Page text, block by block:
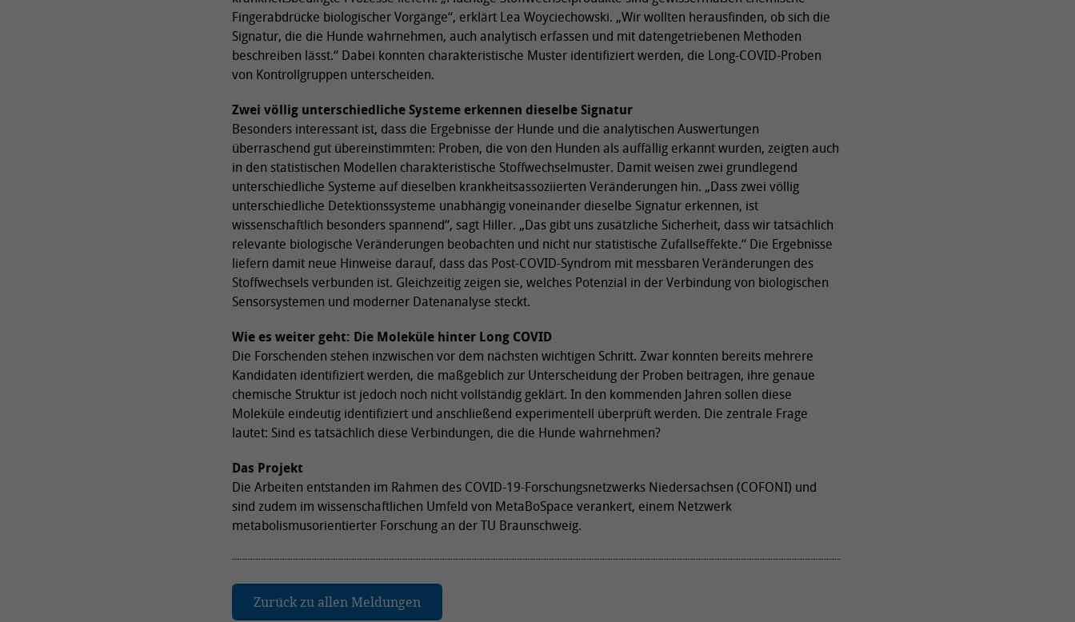
Fingerabdrücke biologischer Vorgänge“, erklärt Lea Woyciechowski. „Wir wollten herausfinden, ob sich die
Signatur, die die Hunde wahrnehmen, auch analytisch erfassen und mit datengetriebenen Methoden
beschreiben lässt.“ Dabei konnten charakteristische Muster identifiziert werden, die Long-COVID-Proben
von Kontrollgruppen unterscheiden.
Zwei völlig unterschiedliche Systeme erkennen dieselbe Signatur
Besonders interessant ist, dass die Ergebnisse der Hunde und die analytischen Auswertungen
überraschend gut übereinstimmten: Proben, die von den Hunden als auffällig erkannt wurden, zeigten auch
in den statistischen Modellen charakteristische Stoffwechselmuster. Damit weisen zwei grundlegend
unterschiedliche Systeme auf dieselben krankheitsassoziierten Veränderungen hin. „Dass zwei völlig
unterschiedliche Detektionssysteme unabhängig voneinander dieselbe Signatur erkennen, ist
wissenschaftlich besonders spannend“, sagt Hiller. „Das gibt uns zusätzliche Sicherheit, dass wir tatsächlich
relevante biologische Veränderungen beobachten und nicht nur statistische Zufallseffekte.“ Die Ergebnisse
liefern damit neue Hinweise darauf, dass das Post-COVID-Syndrom mit messbaren Veränderungen des
Stoffwechsels verbunden ist. Gleichzeitig zeigen sie, welches Potenzial in der Verbindung von biologischen
Sensorsystemen und moderner Datenanalyse steckt.
Wie es weiter geht: Die Moleküle hinter Long COVID
Die Forschenden stehen inzwischen vor dem nächsten wichtigen Schritt. Zwar konnten bereits mehrere
Kandidaten identifiziert werden, die maßgeblich zur Unterscheidung der Proben beitragen, ihre genaue
chemische Struktur ist jedoch noch nicht vollständig geklärt. In den kommenden Jahren sollen diese
Moleküle eindeutig identifiziert und anschließend experimentell überprüft werden. Die zentrale Frage
lautet: Sind es tatsächlich diese Verbindungen, die die Hunde wahrnehmen?
Das Projekt
Die Arbeiten entstanden im Rahmen des COVID-19-Forschungsnetzwerks Niedersachsen (COFONI) und
sind zudem im wissenschaftlichen Umfeld von MetaBoSpace verankert, einem Netzwerk
metabolismusorientierter Forschung an der TU Braunschweig.
Zurück zu allen Meldungen